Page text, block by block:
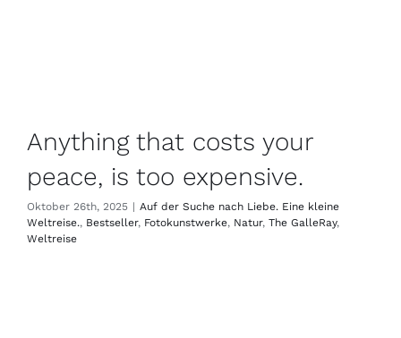
Anything that costs your
peace, is too expensive.
Oktober 26th, 2025 | Auf der Suche nach Liebe. Eine kleine
Weltreise., Bestseller, Fotokunstwerke, Natur, The GalleRay,
Weltreise